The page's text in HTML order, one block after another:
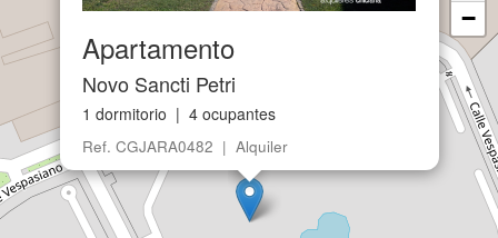
Apartamento
Novo Sancti Petri
1 dormitorio | 4 ocupantes
Ref. CGJARA0482 | Alquiler
−